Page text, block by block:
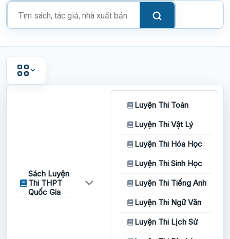
Tìm
kiếm
phẩm
Sách Luyện
Thi THPT
Quốc Gia
Luyện Thi Toán
Luyện Thi Vật Lý
Luyện Thi Hóa Học
Luyện Thi Sinh Học
Luyện Thi Tiếng Anh
Luyện Thi Ngữ Văn
Luyện Thi Lịch Sử